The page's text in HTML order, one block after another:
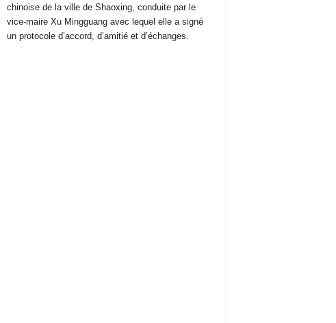
chinoise de la ville de Shaoxing, conduite par le
vice-maire Xu Mingguang avec lequel elle a signé
un protocole d’accord, d’amitié et d’échanges.